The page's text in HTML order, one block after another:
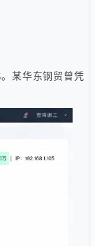
。某华东钢贸曾凭